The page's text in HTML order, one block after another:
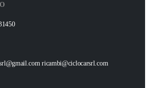
ricambi@ciclocarsrl.com